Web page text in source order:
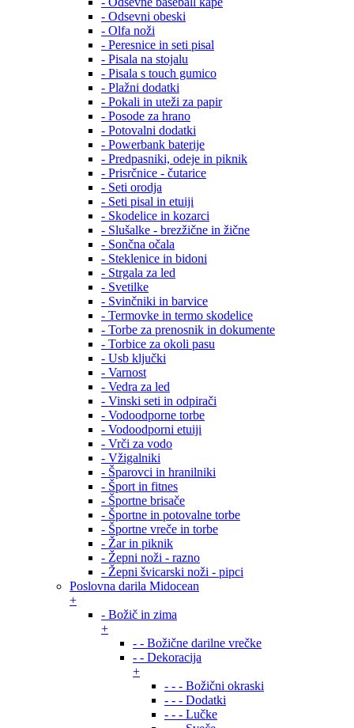
- Odsevni obeski
- Olfa noži
- Peresnice in seti pisal
- Pisala na stojalu
- Pisala s touch gumico
- Plažni dodatki
- Pokali in uteži za papir
- Posode za hrano
- Potovalni dodatki
- Powerbank baterije
- Predpasniki, odeje in piknik
- Prisrčnice - čutarice
- Seti orodja
- Seti pisal in etuiji
- Skodelice in kozarci
- Slušalke - brezžične in žične
- Sončna očala
- Steklenice in bidoni
- Strgala za led
- Svetilke
- Svinčniki in barvice
- Termovke in termo skodelice
- Torbe za prenosnik in dokumente
- Torbice za okoli pasu
- Usb ključki
- Varnost
- Vedra za led
- Vinski seti in odpirači
- Vodoodporne torbe
- Vodoodporni etuiji
- Vrči za vodo
- Vžigalniki
- Šparovci in hranilniki
- Šport in fitnes
- Športne brisače
- Športne in potovalne torbe
- Športne vreče in torbe
- Žar in piknik
- Žepni noži - razno
- Žepni švicarski noži - pipci
Poslovna darila Midocean
+
- Božič in zima
+
- - Božične darilne vrečke
- - Dekoracija
+
- - - Božični okraski
- - - Dodatki
- - - Lučke